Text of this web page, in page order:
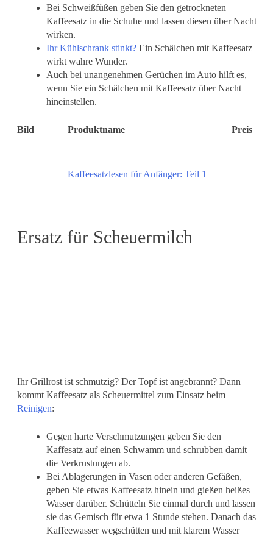
Bei Schweißfüßen geben Sie den getrockneten
Kaffeesatz in die Schuhe und lassen diesen über Nacht
wirken.
Ihr Kühlschrank stinkt?Ein Schälchen mit Kaffeesatz
wirkt wahre Wunder.
Auch bei unangenehmen Gerüchen im Auto hilft es,
wenn Sie ein Schälchen mit Kaffeesatz über Nacht
hineinstellen.
Bild Produktname Preis
Kaffeesatzlesen für Anfänger: Teil 1
Ersatz für Scheuermilch
Ihr Grillrost ist schmutzig? Der Topf ist angebrannt? Dann
kommt Kaffeesatz als Scheuermittel zum Einsatz beim
Reinigen:
Gegen harte Verschmutzungen geben Sie den
Kaffesatz auf einen Schwamm und schrubben damit
die Verkrustungen ab.
Bei Ablagerungen in Vasen oder anderen Gefäßen,
geben Sie etwas Kaffeesatz hinein und gießen heißes
Wasser darüber. Schütteln Sie einmal durch und lassen
sie das Gemisch für etwa 1 Stunde stehen. Danach das
Kaffeewasser wegschütten und mit klarem Wasser